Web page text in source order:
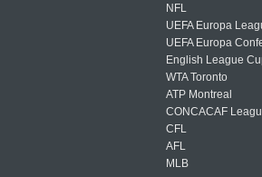
NFL
UEFA Europa
UEFA Europa
English League
WTA Toronto
ATP Montreal
CONCACAF
CFL
AFL
MLB